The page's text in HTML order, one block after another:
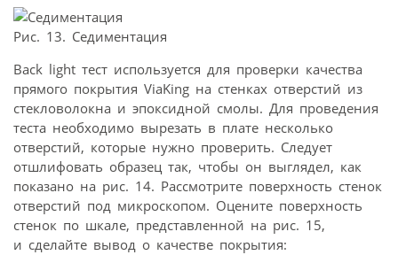
Рис. 13. Седиментация
Back light тест используется для проверки качества
прямого покрытия ViaKing на стенках отверстий из
стекловолокна и эпоксидной смолы. Для проведения
теста необходимо вырезать в плате несколько
отверстий, которые нужно проверить. Следует
отшлифовать образец так, чтобы он выглядел, как
показано на рис. 14. Рассмотрите поверхность стенок
отверстий под микроскопом. Оцените поверхность
стенок по шкале, представленной на рис. 15,
и сделайте вывод о качестве покрытия: